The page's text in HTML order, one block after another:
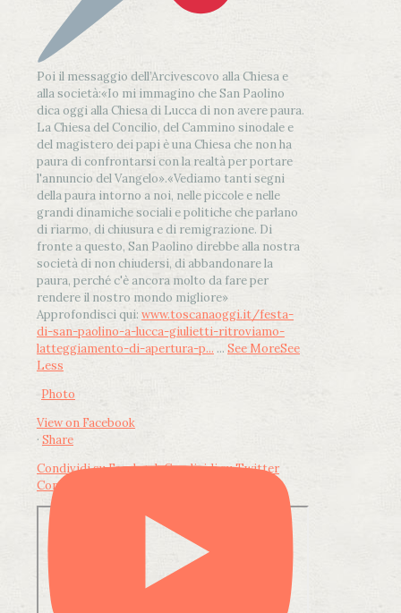
Poi il messaggio dell’Arcivescovo alla Chiesa e
alla società:«Io mi immagino che San Paolino
dica oggi alla Chiesa di Lucca di non avere paura.
La Chiesa del Concilio, del Cammino sinodale e
del magistero dei papi è una Chiesa che non ha
paura di confrontarsi con la realtà per portare
l'annuncio del Vangelo».«Vediamo tanti segni
della paura intorno a noi, nelle piccole e nelle
grandi dinamiche sociali e politiche che parlano
di riarmo, di chiusura e di remigrazione. Di
fronte a questo, San Paolino direbbe alla nostra
società di non chiudersi, di abbandonare la
paura, perché c'è ancora molto da fare per
rendere il nostro mondo migliore»
Approfondisci qui: www.toscanaoggi.it/festa-
di-san-paolino-a-lucca-giulietti-ritroviamo-
latteggiamento-di-apertura-p... ... See MoreSee
Less
Photo
View on Facebook
· Share
Condividi su FacebookCondividi su Twitter
Condividi su LinkedIn